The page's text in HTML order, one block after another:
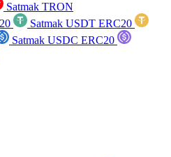
Satmak TRON
Satmak USDT ERC20
Satmak USDC ERC20